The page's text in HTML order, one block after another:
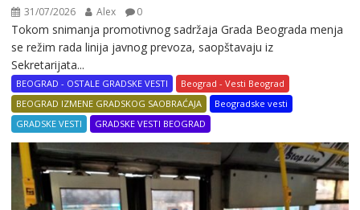
31/07/2026 Alex 0
Tokom snimanja promotivnog sadržaja Grada Beograda menja
se režim rada linija javnog prevoza, saopštavaju iz
Sekretarijata...
BEOGRAD - OSTALE GRADSKE VESTI
Beograd - Vesti Beograd
BEOGRAD IZMENE GRADSKOG SAOBRAĆAJA
Beogradske vesti
GRADSKE VESTI
GRADSKE VESTI BEOGRAD